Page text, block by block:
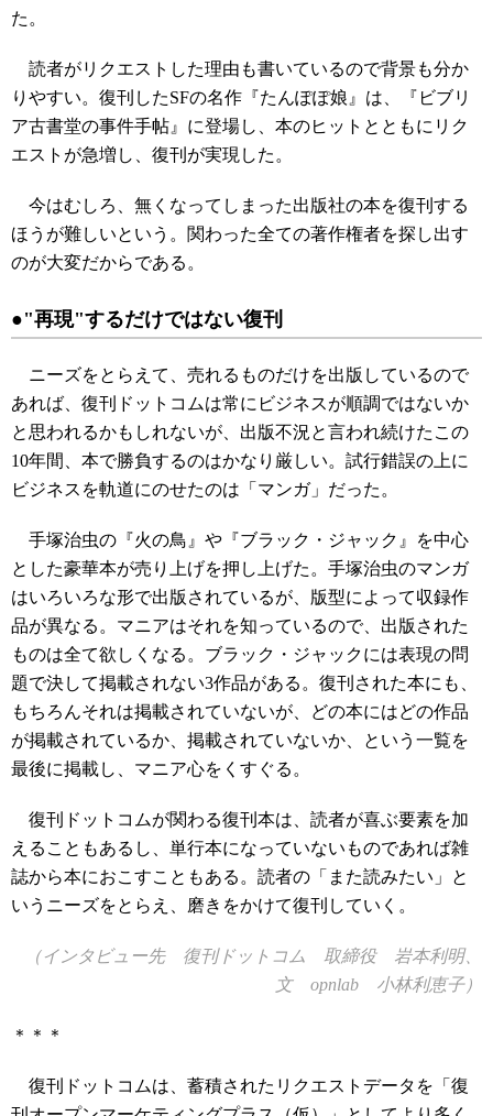
た。
読者がリクエストした理由も書いているので背景も分か
りやすい。復刊したSFの名作『たんぽぽ娘』は、『ビブリ
ア古書堂の事件手帖』に登場し、本のヒットとともにリク
エストが急増し、復刊が実現した。
今はむしろ、無くなってしまった出版社の本を復刊する
ほうが難しいという。関わった全ての著作権者を探し出す
のが大変だからである。
●"再現"するだけではない復刊
ニーズをとらえて、売れるものだけを出版しているので
あれば、復刊ドットコムは常にビジネスが順調ではないか
と思われるかもしれないが、出版不況と言われ続けたこの
10年間、本で勝負するのはかなり厳しい。試行錯誤の上に
ビジネスを軌道にのせたのは「マンガ」だった。
手塚治虫の『火の鳥』や『ブラック・ジャック』を中心
とした豪華本が売り上げを押し上げた。手塚治虫のマンガ
はいろいろな形で出版されているが、版型によって収録作
品が異なる。マニアはそれを知っているので、出版された
ものは全て欲しくなる。ブラック・ジャックには表現の問
題で決して掲載されない3作品がある。復刊された本にも、
もちろんそれは掲載されていないが、どの本にはどの作品
が掲載されているか、掲載されていないか、という一覧を
最後に掲載し、マニア心をくすぐる。
復刊ドットコムが関わる復刊本は、読者が喜ぶ要素を加
えることもあるし、単行本になっていないものであれば雑
誌から本におこすこともある。読者の「また読みたい」と
いうニーズをとらえ、磨きをかけて復刊していく。
（インタビュー先 復刊ドットコム 取締役 岩本利明、
文 opnlab 小林利恵子）
＊＊＊
復刊ドットコムは、蓄積されたリクエストデータを「復